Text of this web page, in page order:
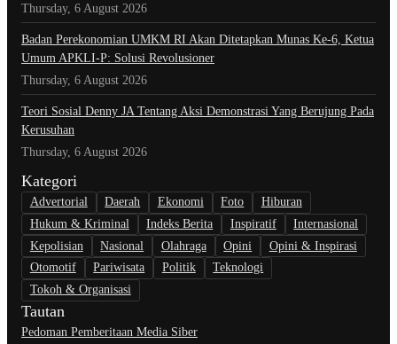
Thursday, 6 August 2026
Badan Perekonomian UMKM RI Akan Ditetapkan Munas Ke-6, Ketua
Umum APKLI-P: Solusi Revolusioner
Thursday, 6 August 2026
Teori Sosial Denny JA Tentang Aksi Demonstrasi Yang Berujung Pada
Kerusuhan
Thursday, 6 August 2026
Kategori
Advertorial Daerah Ekonomi Foto
Hiburan
Hukum & Kriminal
Indeks Berita Inspiratif
Internasional
Kepolisian
Nasional Olahraga Opini
Opini & Inspirasi
Otomotif
Pariwisata Politik
Teknologi
Tokoh & Organisasi
Tautan
Pedoman Pemberitaan Media Siber